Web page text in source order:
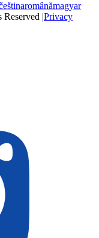
românămagyar
|Privacy